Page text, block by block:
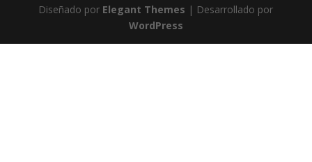
Diseñado por Elegant Themes | Desarrollado por
WordPress